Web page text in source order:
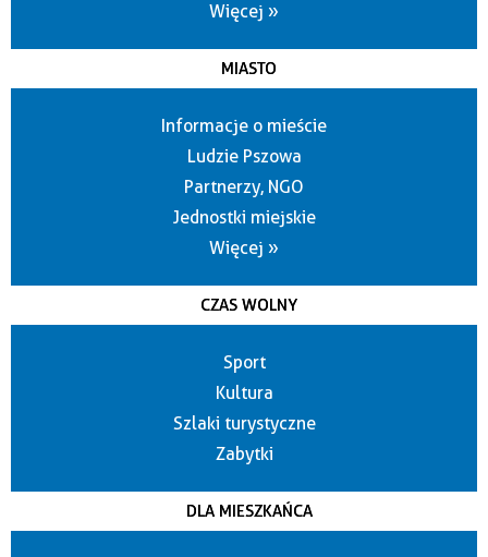
Więcej »
MIASTO
Informacje o mieście
Ludzie Pszowa
Partnerzy, NGO
Jednostki miejskie
Więcej »
CZAS WOLNY
Sport
Kultura
Szlaki turystyczne
Zabytki
DLA MIESZKAŃCA